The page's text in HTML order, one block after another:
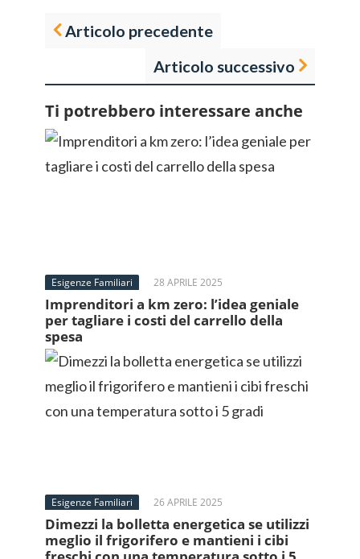
Articolo precedente
Articolo successivo
Ti potrebbero interessare anche
Esigenze Familiari 28 APRILE 2025
Imprenditori a km zero: l’idea geniale
per tagliare i costi del carrello della
spesa
Esigenze Familiari 26 APRILE 2025
Dimezzi la bolletta energetica se utilizzi
meglio il frigorifero e mantieni i cibi